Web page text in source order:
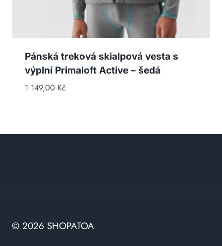
Pánská treková skialpová vesta s
výplní Primaloft Active – šedá
1 149,00 Kč
© 2026 SHOPATOA